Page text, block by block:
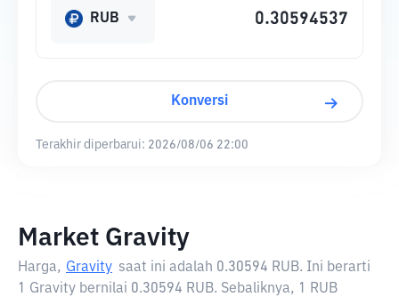
RUB
Konversi
Terakhir diperbarui: 2026/08/06 22:00
Market Gravity
Harga, Gravity saat ini adalah 0.30594 RUB. Ini berarti
1 Gravity bernilai 0.30594 RUB. Sebaliknya, 1 RUB